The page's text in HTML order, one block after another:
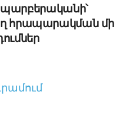
հրապարակման մի